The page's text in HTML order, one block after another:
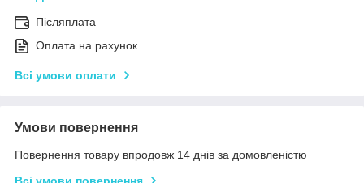
Післяплата
Оплата на рахунок
Всі умови оплати
Умови повернення
Повернення товару впродовж 14 днів за домовленістю